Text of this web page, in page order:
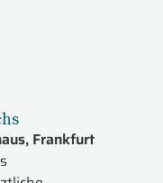
Frankfurt